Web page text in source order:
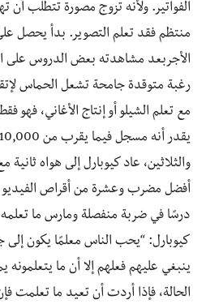
الفواتير. ولأنه تزوج مصورة تتطلب
منتظم فقد تعلم التصوير. بدأ يحصل
الأجربعد مشاهدته بعض الدروس على
رغبة متوقدة جامحة تشعل الحماس
مع تعلم الشيلو أو إنتاج الأغاني، فهو
والثلاثين، عاد كيوبارل إلى هواه
أفضل مضرب وعشرة من أقراص الفيديو
درسًا في ضربة منفصلة ومارس ما
كيوبارل: “يحب الناس معلمًا يكون إلى
ينبغي عليهم فعلهم إلا أن ما
الحالة، فإذا أردت أن تعيد ما تعلمت